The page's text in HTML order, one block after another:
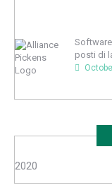
posti di
2020